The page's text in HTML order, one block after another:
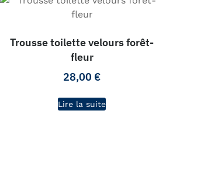
Trousse toilette velours forêt-
fleur
28,00 €
Lire la suite